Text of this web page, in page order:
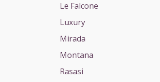
Le Falcone
Luxury
Mirada
Montana
Rasasi